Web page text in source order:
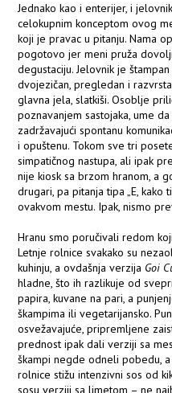
Jednako kao i enterijer, i
celokupnim konceptom ovog
koji je pravac u pitanju. Nama
pogotovo jer meni pruža
degustaciju. Jelovnik je
dvojezičan, pregledan i
glavna jela, slatkiši. Osoblje
poznavanjem sastojaka, ume
zadržavajući spontanu
i opuštenu. Tokom sve tri
simpatičnog nastupa, ali ipak
nije kiosk sa brzom hranom, a
drugari, pa pitanja tipa „E, kako
ovakvom mestu. Ipak, nismo
Hranu smo poručivali redom
Letnje rolnice svakako su
kuhinju, a ovdašnja verzija Goi
hladne, što ih razlikuje od
papira, kuvane na pari, a
škampima ili vegetarijansko.
osvežavajuće, pripremljene
prednost ipak dali verziji sa
škampi negde odneli pobedu,
rolnice stižu intenzivni sos od
sosu verziji sa limetom – ne